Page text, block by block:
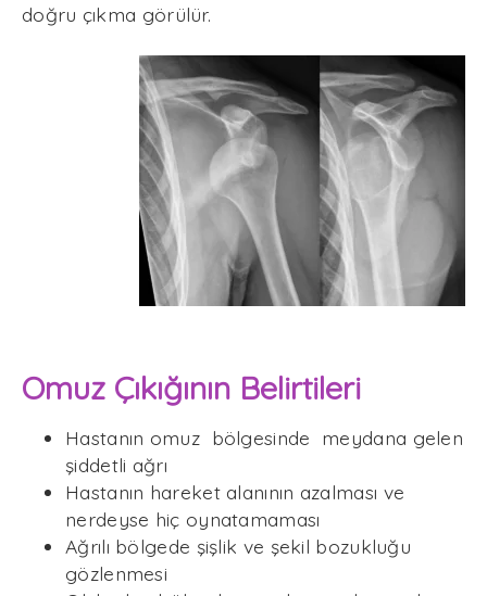
doğru çıkma görülür.
Omuz Çıkığının Belirtileri
Hastanın omuz bölgesinde meydana gelen
şiddetli ağrı
Hastanın hareket alanının azalması ve
nerdeyse hiç oynatamaması
Ağrılı bölgede şişlik ve şekil bozukluğu
gözlenmesi